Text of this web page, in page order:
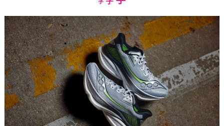
字
size.size.size.